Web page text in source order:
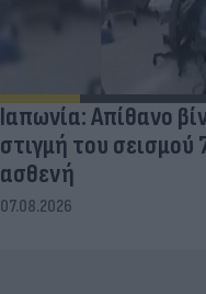
Ιαπωνία: Απίθανο
στιγμή του σεισμού
ασθενή
07.08.2026